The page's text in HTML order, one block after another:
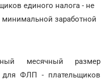
единого налога - не
заработной
месячный размер
для ФЛП - плательщиков